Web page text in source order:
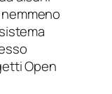
Open